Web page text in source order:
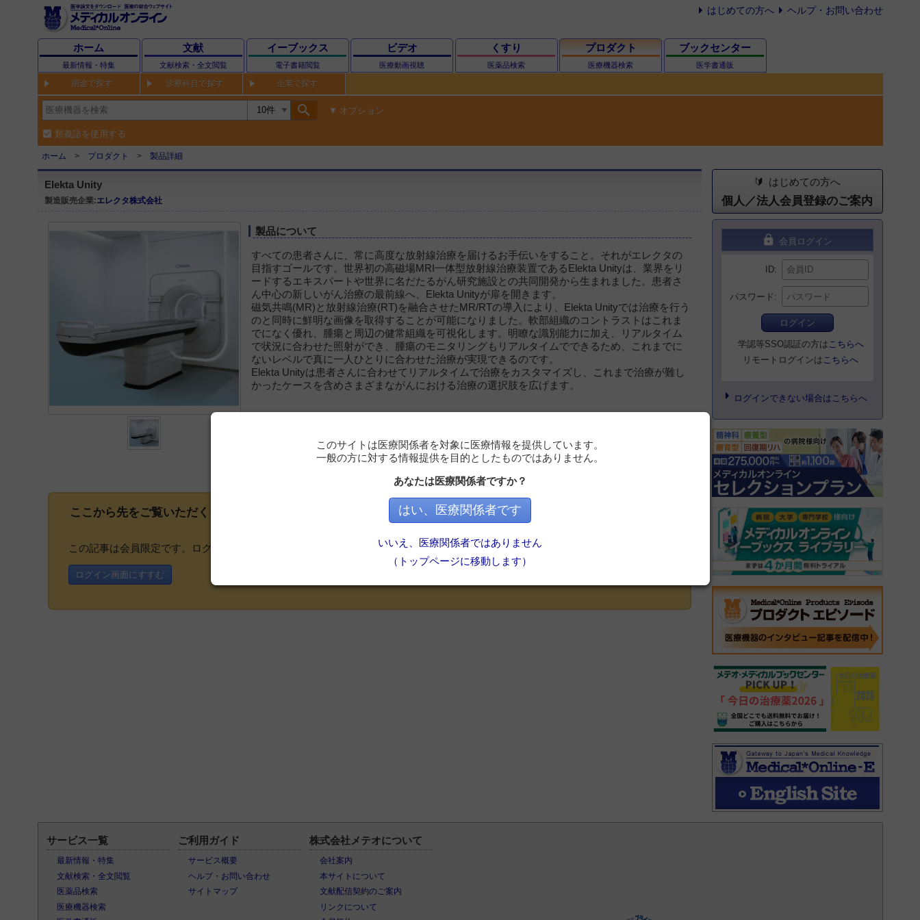
はじめての方へ ヘルプ・お問い合わせ
ホーム
最新情報・特集
文献
文献検索・全文閲覧
イーブックス
電子書籍閲覧
ビデオ
医療動画視聴
くすり
医薬品検索
プロダクト
医療機器検索
ブックセンター
医学書通販
用途で探す 診療科目で探す 企業で探す
search オプション
類義語を使用する
ホーム プロダクト 製品詳細
Elekta Unity
製造販売企業:エレクタ株式会社
製品について
すべての患者さんに、常に高度な放射線治療を届けるお手伝いをすること。それがエレクタの
目指すゴールです。世界初の高磁場MRI一体型放射線治療装置であるElekta Unityは、業界をリ
ードするエキスパートや世界に名だたるがん研究施設との共同開発から生まれました。患者さ
ん中心の新しいがん治療の最前線へ、Elekta Unityが扉を開きます。
磁気共鳴(MR)と放射線治療(RT)を融合させたMR/RTの導入により、Elekta Unityでは治療を行う
のと同時に鮮明な画像を取得することが可能になりました。軟部組織のコントラストはこれま
でになく優れ、腫瘍と周辺の健常組織を可視化します。明瞭な識別能力に加え、リアルタイム
で状況に合わせた照射ができ、腫瘍のモニタリングもリアルタイムでできるため、これまでに
ないレベルで真に一人ひとりに合わせた治療が実現できるのです。
Elekta Unityは患者さんに合わせてリアルタイムで治療をカスタマイズし、これまで治療が難し
かったケースを含めさまざまながんにおける治療の選択肢を広げます。
ここから先をご覧いただくには、
この記事は会員限定です。ログインまたはご登録いただくと記事の続きをお読みいただけます。
ログイン画面にすすむ
はじめての方へ
個人／法人会員登録のご案内
lock 会員ログイン
ID
パスワード
ログイン
学認等SSO認証の方は こちらへ
リモートログインは こちらへ
ログインできない場合はこちらへ
サービス一覧
最新情報・特集
文献検索・全文閲覧
医薬品検索
医療機器検索
ご利用ガイド
サービス概要
ヘルプ・お問い合わせ
サイトマップ
株式会社メテオについて
会社案内
本サイトについて
文献配信契約のご案内
リンクについて
このサイトは医療関係者を対象に医療情報を提供しています。
一般の方に対する情報提供を目的としたものではありません。
あなたは医療関係者ですか？
はい、医療関係者です
いいえ、医療関係者ではありません
（トップページに移動します）